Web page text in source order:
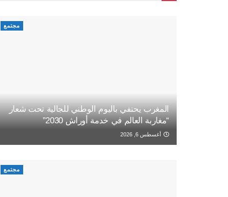
مجتمع
المغرب يحتفي باليوم الوطني للجالية تحت شعار
“مغاربة العالم في خدمة أوراش 2030”
أغسطس 6, 2026
مجتمع